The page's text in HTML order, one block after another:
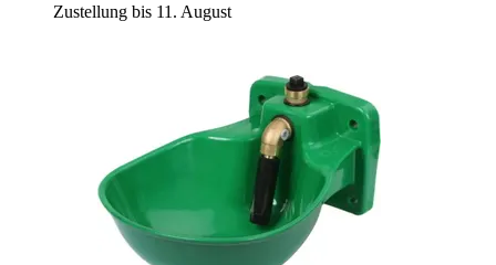
Zustellung bis 11. August